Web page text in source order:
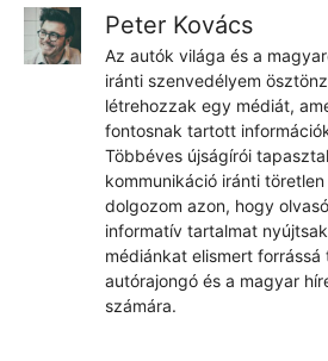
Peter Kovács
Az autók világa és a
iránti szenvedélyem
létrehozzak egy médiát,
fontosnak tartott
Többéves újságírói
kommunikáció iránti
dolgozom azon, hogy
informatív tartalmat
médiánkat elismert
autórajongó és a magyar
számára.